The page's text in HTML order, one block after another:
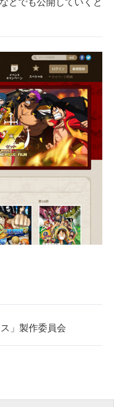
などでも公開していくと
」製作委員会